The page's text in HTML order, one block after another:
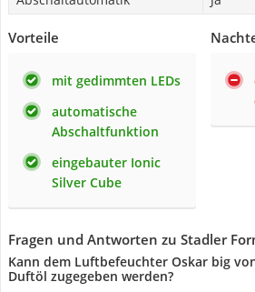
Vorteile
mit gedimmten LEDs
automatische
Abschaltfunktion
eingebauter Ionic
Silver Cube
Fragen und Antworten zu Stadler
Kann dem Luftbefeuchter Oskar big
Duftöl zugegeben werden?